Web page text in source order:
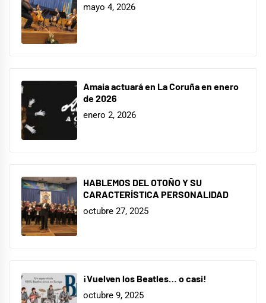
mayo 4, 2026
Amaia actuará en La Coruña en enero
de 2026
enero 2, 2026
HABLEMOS DEL OTOÑO Y SU
CARACTERÍSTICA PERSONALIDAD
octubre 27, 2025
¡Vuelven los Beatles… o casi!
octubre 9, 2025